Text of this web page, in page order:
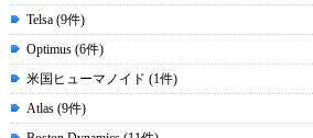
Telsa (9件)
Optimus (6件)
米国ヒューマノイド (1件)
Atlas (9件)